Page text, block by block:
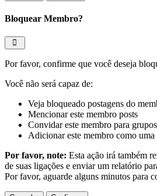
Bloquear Membro?
Por favor, confirme que você deseja
Você não será capaz de:
Veja bloqueado postagens do
Mencionar este membro posts
Convidar este membro para grupos
Adicionar este membro como uma
Por favor, note: Esta ação irá também
de suas ligações e enviar um relatório
Por favor, aguarde alguns minutos para